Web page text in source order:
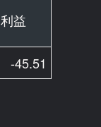
利益
-45.51